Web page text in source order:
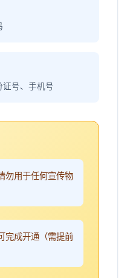
证号、手机号
勿用于任何宣传物
完成开通（需提前